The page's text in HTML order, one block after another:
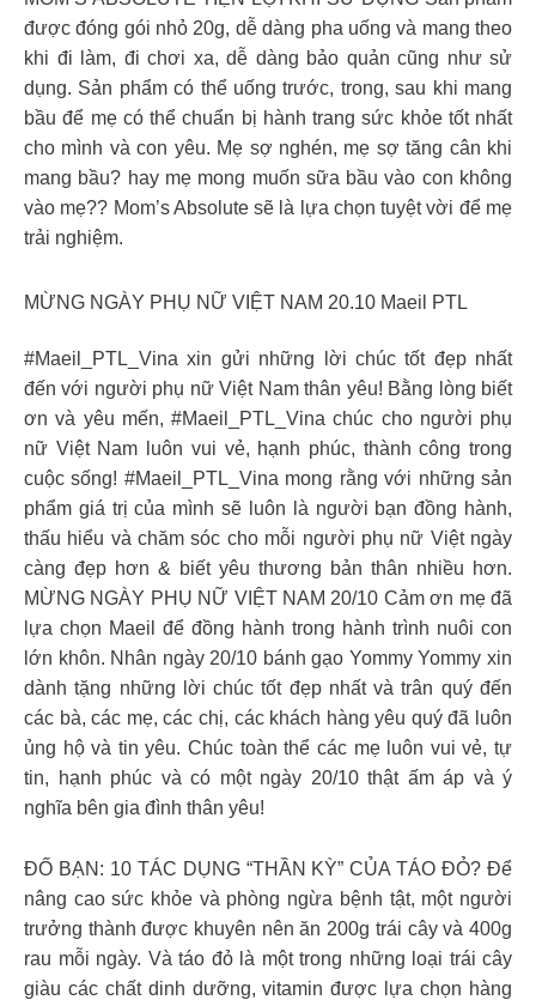
được đóng gói nhỏ 20g, dễ dàng pha uống và mang theo
khi đi làm, đi chơi xa, dễ dàng bảo quản cũng như sử
dụng. Sản phẩm có thể uống trước, trong, sau khi mang
bầu để mẹ có thể chuẩn bị hành trang sức khỏe tốt nhất
cho mình và con yêu. Mẹ sợ nghén, mẹ sợ tăng cân khi
mang bầu? hay mẹ mong muốn sữa bầu vào con không
vào mẹ?? Mom’s Absolute sẽ là lựa chọn tuyệt vời để mẹ
trải nghiệm.
MỪNG NGÀY PHỤ NỮ VIỆT NAM 20.10 Maeil PTL
#Maeil_PTL_Vina xin gửi những lời chúc tốt đẹp nhất
đến với người phụ nữ Việt Nam thân yêu! Bằng lòng biết
ơn và yêu mến, #Maeil_PTL_Vina chúc cho người phụ
nữ Việt Nam luôn vui vẻ, hạnh phúc, thành công trong
cuộc sống! #Maeil_PTL_Vina mong rằng với những sản
phẩm giá trị của mình sẽ luôn là người bạn đồng hành,
thấu hiểu và chăm sóc cho mỗi người phụ nữ Việt ngày
càng đẹp hơn & biết yêu thương bản thân nhiều hơn.
MỪNG NGÀY PHỤ NỮ VIỆT NAM 20/10 Cảm ơn mẹ đã
lựa chọn Maeil để đồng hành trong hành trình nuôi con
lớn khôn. Nhân ngày 20/10 bánh gạo Yommy Yommy xin
dành tặng những lời chúc tốt đẹp nhất và trân quý đến
các bà, các mẹ, các chị, các khách hàng yêu quý đã luôn
ủng hộ và tin yêu. Chúc toàn thể các mẹ luôn vui vẻ, tự
tin, hạnh phúc và có một ngày 20/10 thật ấm áp và ý
nghĩa bên gia đình thân yêu!
ĐỐ BẠN: 10 TÁC DỤNG “THẦN KỲ” CỦA TÁO ĐỎ? Để
nâng cao sức khỏe và phòng ngừa bệnh tật, một người
trưởng thành được khuyên nên ăn 200g trái cây và 400g
rau mỗi ngày. Và táo đỏ là một trong những loại trái cây
giàu các chất dinh dưỡng, vitamin được lựa chọn hàng